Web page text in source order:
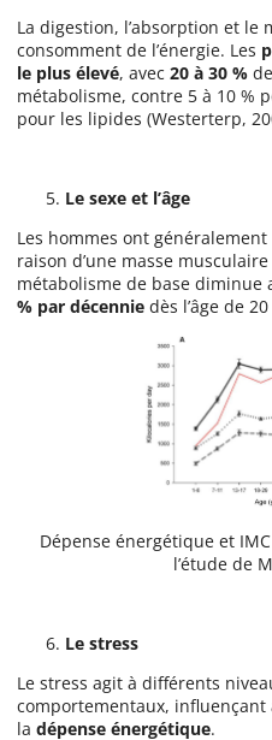
La digestion, l’absorption et
consomment de l’énergie. Les
le plus élevé, avec 20 à 30 %
métabolisme, contre 5 à 10 %
pour les lipides (Westerterp,
Le sexe et l’âge
Les hommes ont
raison d’une masse
métabolisme de base diminue
% par décennie dès l’âge de
Dépense énergétique et
l’étude de
Le stress
Le stress agit à différents
comportementaux, influençant
la dépense énergétique.